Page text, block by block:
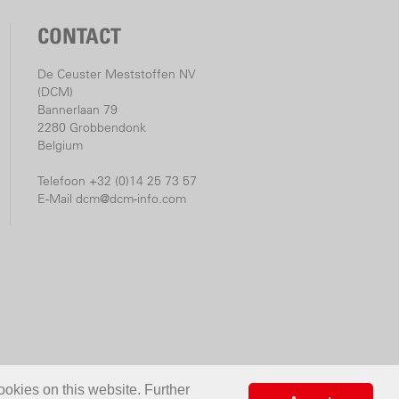
on this website. Further
CONTACT
De Ceuster Meststoffen NV
(DCM)
Bannerlaan 79
2280 Grobbendonk
Belgium
Telefoon +32 (0)14 25 73 57
E-Mail dcm@dcm-info.com